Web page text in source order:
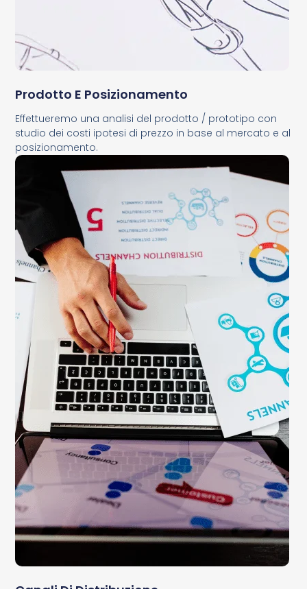
Prodotto E Posizionamento
Effettueremo una analisi del prodotto / prototipo con
studio dei costi ipotesi di prezzo in base al mercato e al
posizionamento.